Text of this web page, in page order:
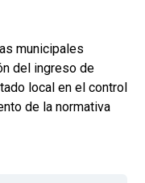
municipales
del ingreso de
local en el control
de la normativa